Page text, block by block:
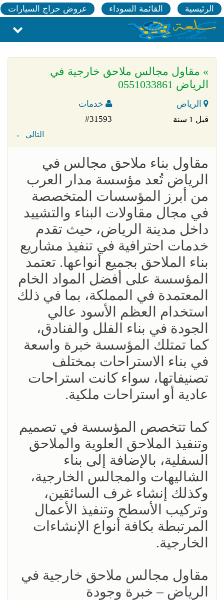
الرئيسية القائمة السوداء عروض حراج السيارات
» مقاول مجالس ملاحق خارجية في
الرياض 0551033861
الرياض
خدمات
قبل 1 سنة
#31593
← التالي
مقاول بناء ملاحق مجالس في
الرياض تُعد مؤسسة مدار العرب
من أبرز المؤسسات المتخصصة
في مجال مقاولات البناء والتشييد
داخل مدينة الرياض، حيث تقدم
خدمات احترافية في تنفيذ مشاريع
بناء الملاحق بجميع أنواعها. تعتمد
المؤسسة على أفضل المواد الخام
المعتمدة في المملكة، بما في ذلك
استخدام العظم الأسود عالي
الجودة في بناء الفلل والفنادق،
كما تمتلك المؤسسة خبرة واسعة
في بناء الاستراحات بمختلف
تصنيفاتها، سواء كانت استراحات
عادية أو استراحات ملكية.
كما تتخصص المؤسسة في تصميم
وتنفيذ الملاحق العلوية والملاحق
السفلية، بالإضافة إلى بناء
الشاليهات والمجالس الخارجية،
وكذلك إنشاء غرف السائقين،
وتركيب الأسطح وتنفيذ الأعمال
المرتبطة بكافة أنواع الإنشاءات
الخارجية.
مقاول مجالس ملاحق خارجية في
الرياض – خبرة وجودة